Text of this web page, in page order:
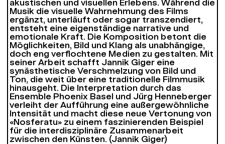
akustischen und visuellen Erlebens. Während die
Musik die visuelle Wahrnehmung des Films
ergänzt, unterläuft oder sogar transzendiert,
entsteht eine eigenständige narrative und
emotionale Kraft. Die Komposition betont die
Möglichkeiten, Bild und Klang als unabhängige,
doch eng verflochtene Medien zu gestalten. Mit
seiner Arbeit schafft Jannik Giger eine
synästhetische Verschmelzung von Bild und
Ton, die weit über eine traditionelle Filmmusik
hinausgeht. Die Interpretation durch das
Ensemble Phoenix Basel und Jürg Henneberger
verleiht der Aufführung eine außergewöhnliche
Intensität und macht diese neue Vertonung von
«Nosferatu» zu einem faszinierenden Beispiel
für die interdisziplinäre Zusammenarbeit
zwischen den Künsten. (Jannik Giger)